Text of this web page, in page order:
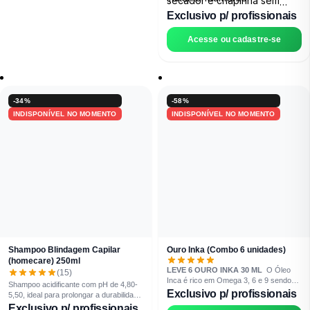
medo (proteção até 230ºC).
Exclusivo p/ profissionais
Acesse ou cadastre-se
-34%
INDISPONÍVEL NO MOMENTO
Shampoo Blindagem Capilar
(homecare) 250ml
(15)
Shampoo acidificante com pH de 4,80-
5,50, ideal para prolongar a durabilidade
de tratamentos, coloração e alisamento.
-58%
INDISPONÍVEL NO MOMENTO
Ouro Inka (Combo 6 unidades)
LEVE 6 OURO INKA 30 ML
Inca é rico em Omega 3, 6 e 9 sendo
ele o óleo vegetal o mais rico do mundo.
Extraído das sementes de uma planta
Exclusivo p/ profissionais